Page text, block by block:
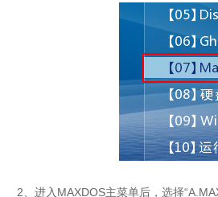
2、进入MAXDOS主菜单后，选择